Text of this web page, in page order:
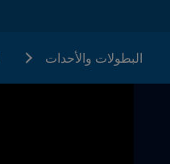
البطولات والأحدات